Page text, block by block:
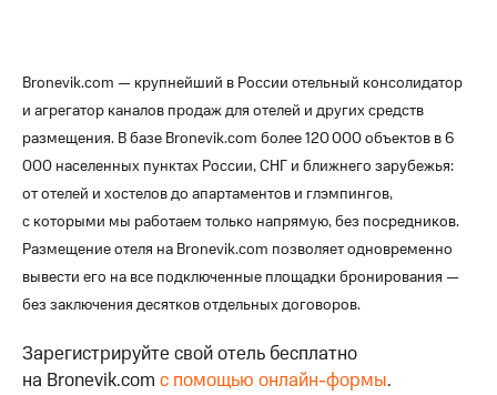
Bronevik.com — крупнейший в России отельный консолидатор
и агрегатор каналов продаж для отелей и других средств
размещения. В базе Bronevik.com более 120 000 объектов в 6
000 населенных пунктах России, СНГ и ближнего зарубежья:
от отелей и хостелов до апартаментов и глэмпингов,
с которыми мы работаем только напрямую, без посредников.
Размещение отеля на Bronevik.com позволяет одновременно
вывести его на все подключенные площадки бронирования —
без заключения десятков отдельных договоров.
Зарегистрируйте свой отель бесплатно
на Bronevik.com с помощью онлайн-формы.